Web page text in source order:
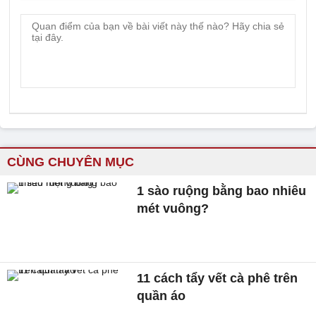
CÙNG CHUYÊN MỤC
1 sào ruộng bằng bao nhiêu
mét vuông?
11 cách tẩy vết cà phê trên
quần áo